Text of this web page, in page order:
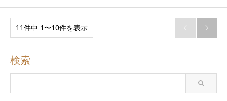
11件中 1〜10件を表示  
検索